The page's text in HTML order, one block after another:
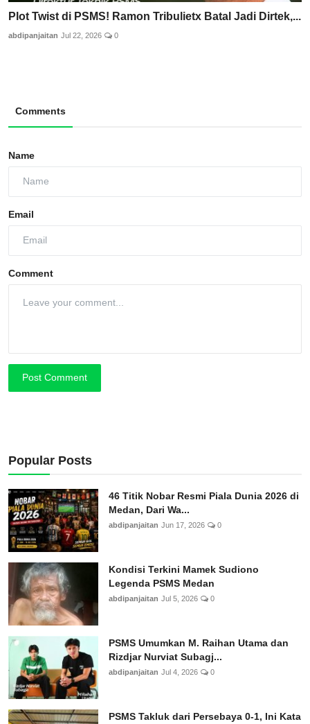
Plot Twist di PSMS! Ramon Tribulietx Batal Jadi Dirtek,...
abdipanjaitan Jul 22, 2026 0
Comments
Name
Email
Comment
Post Comment
Popular Posts
46 Titik Nobar Resmi Piala Dunia 2026 di
Medan, Dari Wa...
abdipanjaitan Jun 17, 2026 0
Kondisi Terkini Mamek Sudiono
Legenda PSMS Medan
abdipanjaitan Jul 5, 2026 0
PSMS Umumkan M. Raihan Utama dan
Rizdjar Nurviat Subagj...
abdipanjaitan Jul 4, 2026 0
PSMS Takluk dari Persebaya 0-1, Ini Kata